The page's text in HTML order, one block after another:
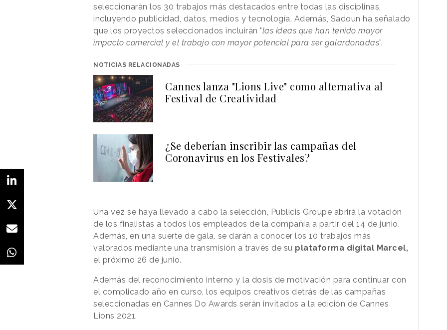
seleccionarán los 30 trabajos más destacados entre todas las disciplinas,
incluyendo publicidad, datos, medios y tecnología. Además, Sadoun ha señalado
que los proyectos seleccionados incluirán "las ideas que han tenido mayor
impacto comercial y el trabajo con mayor potencial para ser galardonadas”.
NOTICIAS RELACIONADAS
Cannes lanza "Lions Live" como alternativa al
Festival de Creatividad
¿Se deberían inscribir las campañas del
Coronavirus en los Festivales?
Una vez se haya llevado a cabo la selección, Publicis Groupe abrirá la votación
de los finalistas a todos los empleados de la compañía a partir del 14 de junio.
Además, en una suerte de gala, se darán a conocer los 10 trabajos más
valorados mediante una transmisión a través de su plataforma digital Marcel,
el próximo 26 de junio.
Además del reconocimiento interno y la dosis de motivación para continuar con
el complicado año en curso, los equipos creativos detrás de las campañas
seleccionadas en Cannes Do Awards serán invitados a la edición de Cannes
Lions 2021.